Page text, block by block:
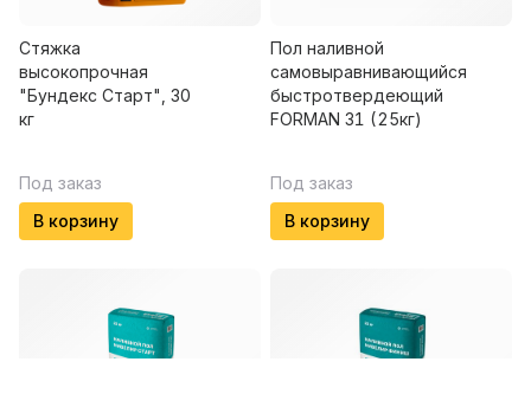
Стяжка
высокопрочная
"Бундекс Старт", 30
кг
Под заказ
В корзину
Пол наливной
самовыравнивающийся
быстротвердеющий
FORMAN 31 (25кг)
Под заказ
В корзину